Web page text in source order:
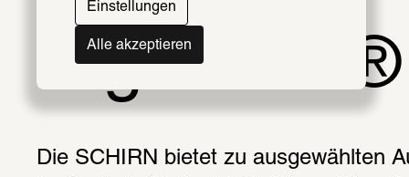
Einstellungen
Alle akzeptieren
Digitorials®
Die SCHIRN bietet zu ausgewählten